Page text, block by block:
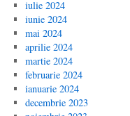
iulie 2024
iunie 2024
mai 2024
aprilie 2024
martie 2024
februarie 2024
ianuarie 2024
decembrie 2023